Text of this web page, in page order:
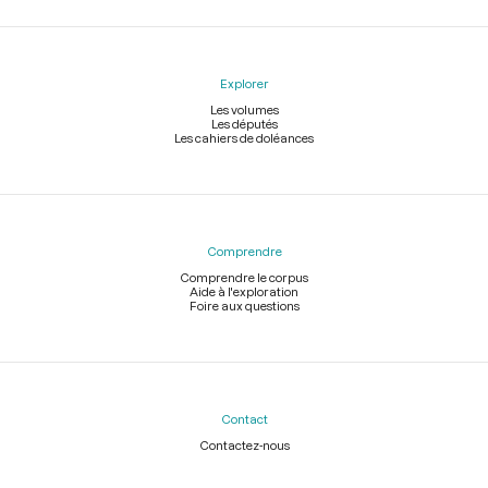
Explorer
Les volumes
Les députés
Les cahiers de doléances
Comprendre
Comprendre le corpus
Aide à l'exploration
Foire aux questions
Contact
Contactez-nous